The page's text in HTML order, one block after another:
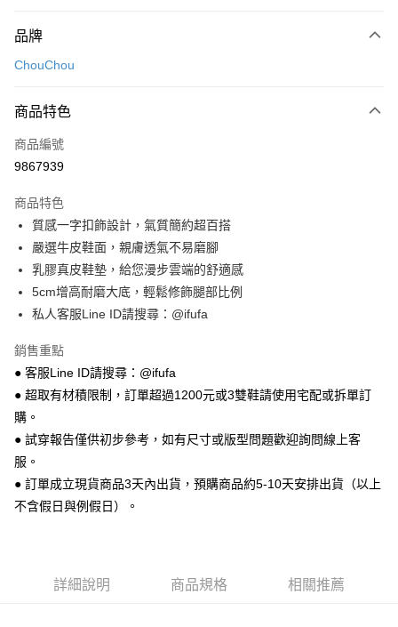
信用卡一次付款
LINE Pay
Apple Pay
悠遊付
Google Pay
全盈+PAY
AFTEE先享後付
【關於「AFTEE先享後付」】
AFTEE先享後付是「在收到商品之後才付款」的支付方式。 讓您購物簡單
１．簡單：不需註冊會員、不需綁卡、不需儲值。
２．便利：只要手機號碼，簡訊認證，即可結帳。
３．安心：先確認商品／服務後，再付款。
【「AFTEE先享後付」結帳流程】
１．於結帳方式選擇「AFTEE先享後付」後，將跳轉至「AFTEE先享後付」
２．訂單成立數日內，您將收到繳費通知簡訊。
購買商品的店家。未經商家同意取消之訂單仍視為有效，需透過AFTEE先享
後付繳納相關費用。
ATM付款
運送方式
全家 取貨付款
每筆NT$70，滿NT$999(含以上)免運費
付款後 全家取貨
每筆NT$70，滿NT$999(含以上)免運費
品牌
ChouChou
商品特色
商品編號
9867939
商品特色
質感一字扣飾設計，氣質簡約超百搭
嚴選牛皮鞋面，親膚透氣不易磨腳
乳膠真皮鞋墊，給您漫步雲端的舒適感
5cm增高耐磨大底，輕鬆修飾腿部比例
私人客服Line ID請搜尋：@ifufa
銷售重點
● 客服Line ID請搜尋：@ifufa
● 超取有材積限制，訂單超過1200元或3雙鞋請使用宅配或拆單訂
購。
● 試穿報告僅供初步參考，如有尺寸或版型問題歡迎詢問線上客
服。
● 訂單成立現貨商品3天內出貨，預購商品約5-10天安排出貨（以上
不含假日與例假日）。
詳細說明 商品規格 相關推薦